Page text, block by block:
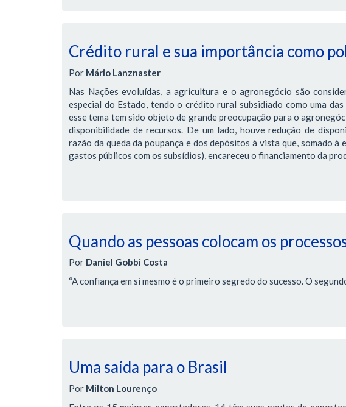
Crédito rural e sua importância como
Por Mário Lanznaster
Nas Nações evoluídas, a agricultura e o agronegócio são
especial do Estado, tendo o crédito rural subsidiado como uma
esse tema tem sido objeto de grande preocupação para o
disponibilidade de recursos. De um lado, houve redução de
razão da queda da poupança e dos depósitos à vista que, somado
gastos públicos com os subsídios), encareceu o financiamento da
Quando as pessoas colocam os
Por Daniel Gobbi Costa
“A confiança em si mesmo é o primeiro segredo do sucesso. O
Uma saída para o Brasil
Por Milton Lourenço